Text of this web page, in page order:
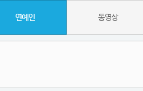
연예인 동영상